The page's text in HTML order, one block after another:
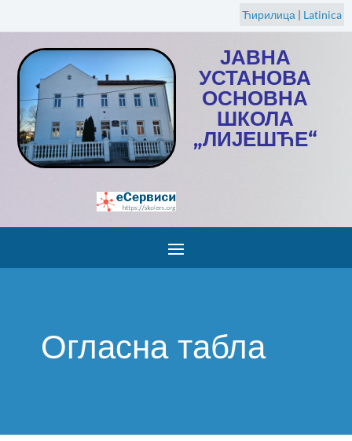
Ћирилица | Latinica
ЈАВНА
УСТАНОВА
ОСНОВНА
ШКОЛА
„ЛИЈЕШЋЕ“
Огласна табла